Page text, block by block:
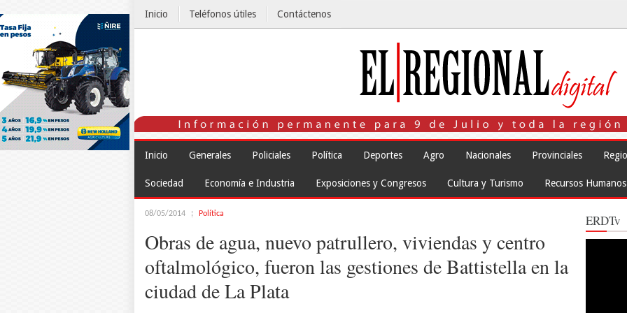
Inicio Teléfonos útiles Contáctenos
Inicio Generales Policiales Política Deportes Agro Nacionales Provinciales
Sociedad Economía e Industria Exposiciones y Congresos Cultura y Turismo Recursos Humanos
08/05/2014 Política
Obras de agua, nuevo patrullero, viviendas y centro
oftalmológico, fueron las gestiones de Battistella en la
ciudad de La Plata
ERDTv